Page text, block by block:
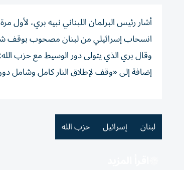
أشار رئيس البرلمان اللبناني نبيه بري،
انسحاب إسرائيلي من لبنان مصحوب بوقف
وقال بري الذي يتولى دور الوسيط مع حزب
إضافة إلى «وقف لإطلاق النار كامل وشامل
لبنان إسرائيل حزب الله